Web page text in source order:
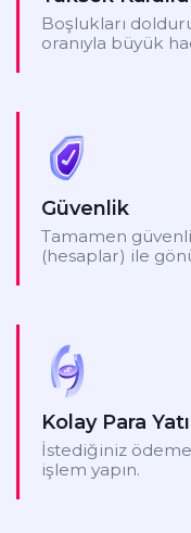
Boşlukları
oranıyla büyük
Güvenlik
Tamamen
(hesaplar) ile
Kolay Para
İstediğiniz
işlem yapın.